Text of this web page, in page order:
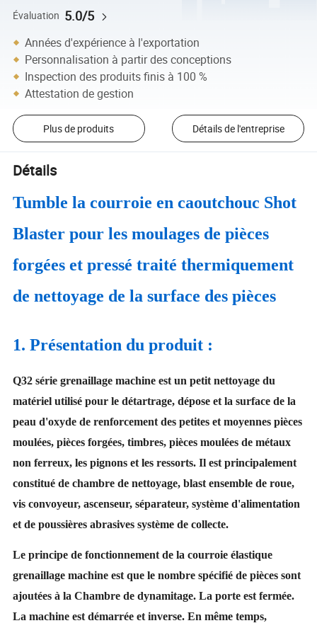
Évaluation 5.0/5
Années d'expérience à l'exportation
Personnalisation à partir des conceptions
Inspection des produits finis à 100 %
Attestation de gestion
Plus de produits Détails de l'entreprise
Détails
Tumble la courroie en caoutchouc Shot
Blaster pour les moulages de pièces
forgées et pressé traité thermiquement
de nettoyage de la surface des pièces
1. Présentation du produit :
Q32 série grenaillage machine est un petit nettoyage du
matériel utilisé pour le détartrage, dépose et la surface de la
peau d'oxyde de renforcement des petites et moyennes pièces
moulées, pièces forgées, timbres, pièces moulées de métaux
non ferreux, les pignons et les ressorts. Il est principalement
constitué de chambre de nettoyage, blast ensemble de roue,
vis convoyeur, ascenseur, séparateur, système d'alimentation
et de poussières abrasives système de collecte.
Le principe de fonctionnement de la courroie élastique
grenaillage machine est que le nombre spécifié de pièces sont
ajoutées à la Chambre de dynamitage. La porte est fermée.
La machine est démarrée et inverse. En même temps,